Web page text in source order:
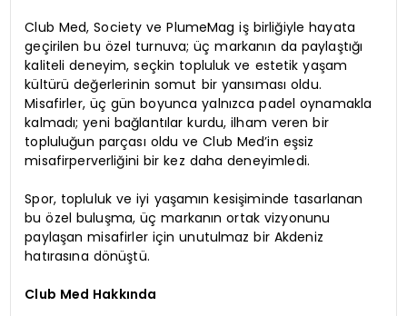
Club Med, Society ve PlumeMag iş birliğiyle hayata
geçirilen bu özel turnuva; üç markanın da paylaştığı
kaliteli deneyim, seçkin topluluk ve estetik yaşam
kültürü değerlerinin somut bir yansıması oldu.
Misafirler, üç gün boyunca yalnızca padel oynamakla
kalmadı; yeni bağlantılar kurdu, ilham veren bir
topluluğun parçası oldu ve Club Med’in eşsiz
misafirperverliğini bir kez daha deneyimledi.
Spor, topluluk ve iyi yaşamın kesişiminde tasarlanan
bu özel buluşma, üç markanın ortak vizyonunu
paylaşan misafirler için unutulmaz bir Akdeniz
hatırasına dönüştü.
Club Med Hakkında